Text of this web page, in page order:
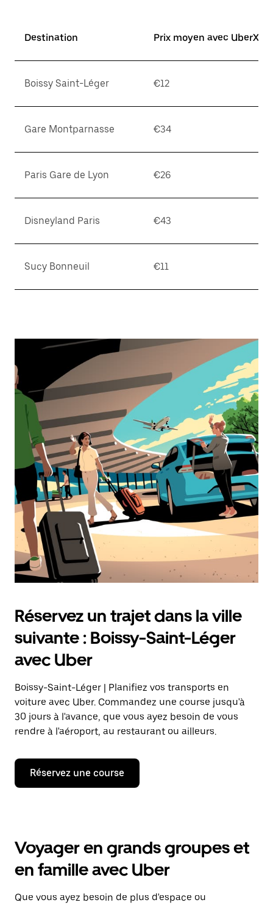
Destination Prix moyen avec UberX*
Boissy Saint-Léger €12
Gare Montparnasse €34
Paris Gare de Lyon €26
Disneyland Paris €43
Sucy Bonneuil €11
Réservez un trajet dans la ville
suivante : Boissy-Saint-Léger
avec Uber
Boissy-Saint-Léger | Planifiez vos transports en
voiture avec Uber. Commandez une course jusqu'à
30 jours à l'avance, que vous ayez besoin de vous
rendre à l'aéroport, au restaurant ou ailleurs.
Réservez une course
Voyager en grands groupes et
en famille avec Uber
Que vous ayez besoin de plus d'espace ou